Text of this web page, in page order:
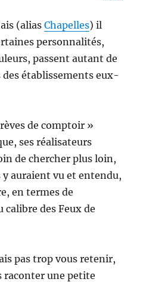
(aliasChapelles) il
personnalités,
passent autant de
établissements eux-
de comptoir »
ses réalisateurs
de chercher plus loin,
y auraient vu et entendu,
en termes de
des Feux de
pas trop vous retenir,
raconter une petite